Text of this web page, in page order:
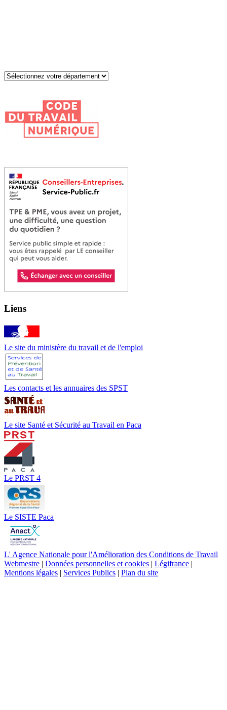
Liens
Le site du ministère du travail et de l'emploi
Les contacts et les annuaires des SPST
Le site Santé et Sécurité au Travail en Paca
Le PRST 4
Le SISTE Paca
L' Agence Nationale pour l'Amélioration des Conditions de Travail
Webmestre | Données personnelles et cookies | Légifrance |
Mentions légales | Services Publics | Plan du site